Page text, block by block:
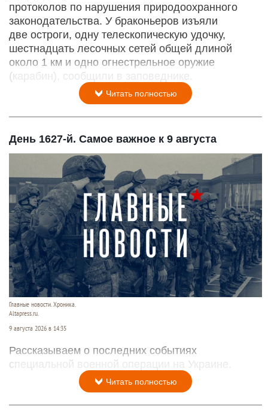
протоколов по нарушения природоохранного
законодательства. У браконьеров изъяли
две остроги, одну телескопическую удочку,
шестнадцать лесочных сетей общей длиной
около 1 км и одно огнестрельное оружие
(карабин), сообщили в заповеднике.
Читать полностью
День 1627-й. Самое важное к 9 августа
Главные новости. Хроника.
Altapress.ru.
9 августа 2026 в 14:35
Рассказываем о последних событиях
специальной военной операции на Украине.
Читать полностью